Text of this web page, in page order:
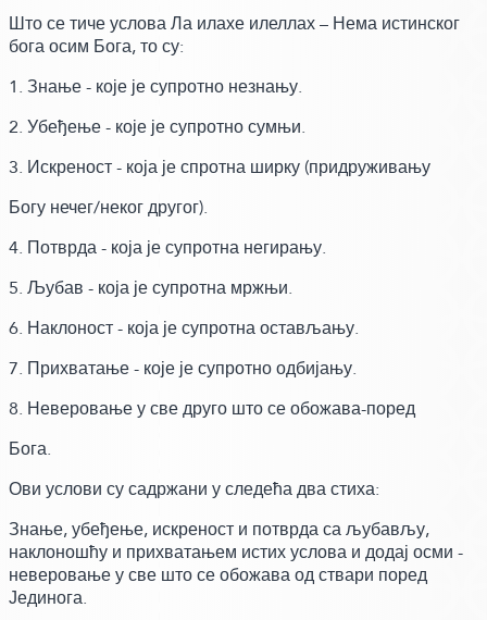
Што се тиче услова Ла илахе илеллах – Нема истинског
бога осим Бога,то су:
1. Знање - које је супротно незнању.
2. Убеђење - које је супротно сумњи.
3. Искреност - која је спротна ширку (придруживању
Богу нечег/неког другог).
4. Потврда - која је супротна негирању.
5. Љубав - која је супротна мржњи.
6. Наклоност - која је супротна остављању.
7. Прихватање - које је супротно одбијању.
8. Неверовање у све друго што се обожава-поред
Бога.
Ови услови су садржани у следећа два стиха:
Знање, убеђење, искреност и потврда са љубављу,
наклоношћу и прихватањем истих услова и додај осми -
неверовање у све што се обожава од ствари поред
Јединога.